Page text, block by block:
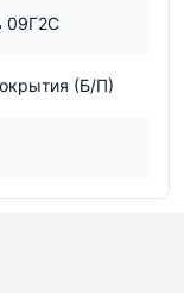
09Г2С
(Б/П)